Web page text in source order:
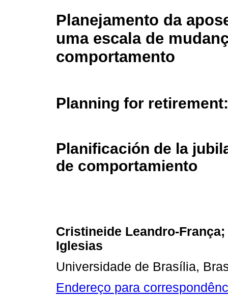
Planejamento da
uma escala de
comportamento
Planning for
Planificación de la
de comportamiento
Cristineide Leandro-
Iglesias
Universidade de Brasília,
Endereço para